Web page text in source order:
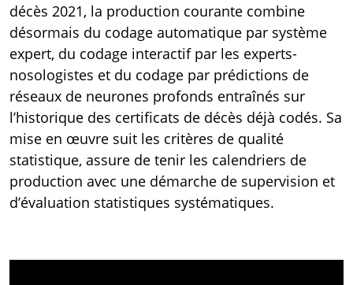
décès 2021, la production courante combine
désormais du codage automatique par système
expert, du codage interactif par les experts-
nosologistes et du codage par prédictions de
réseaux de neurones profonds entraînés sur
l’historique des certificats de décès déjà codés. Sa
mise en œuvre suit les critères de qualité
statistique, assure de tenir les calendriers de
production avec une démarche de supervision et
d’évaluation statistiques systématiques.